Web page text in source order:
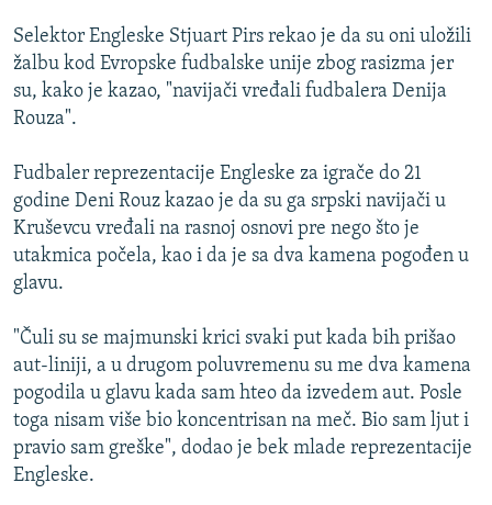
Selektor Engleske Stjuart Pirs rekao je da su oni uložili
žalbu kod Evropske fudbalske unije zbog rasizma jer
su, kako je kazao, "navijači vređali fudbalera Denija
Rouza".
Fudbaler reprezentacije Engleske za igrače do 21
godine Deni Rouz kazao je da su ga srpski navijači u
Kruševcu vređali na rasnoj osnovi pre nego što je
utakmica počela, kao i da je sa dva kamena pogođen u
glavu.
"Čuli su se majmunski krici svaki put kada bih prišao
aut-liniji, a u drugom poluvremenu su me dva kamena
pogodila u glavu kada sam hteo da izvedem aut. Posle
toga nisam više bio koncentrisan na meč. Bio sam ljut i
pravio sam greške", dodao je bek mlade reprezentacije
Engleske.